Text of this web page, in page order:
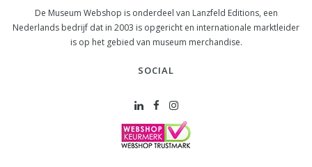
De Museum Webshop is onderdeel van Lanzfeld Editions, een
Nederlands bedrijf dat in 2003 is opgericht en internationale marktleider
is op het gebied van museum merchandise.
SOCIAL